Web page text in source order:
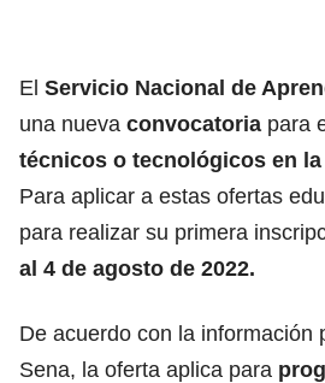
El Servicio Nacional de
una nueva convocatoria para
técnicos o tecnológicos en
Para aplicar a estas ofertas
para realizar su primera
al 4 de agosto de 2022.
De acuerdo con la información
Sena, la oferta aplica para